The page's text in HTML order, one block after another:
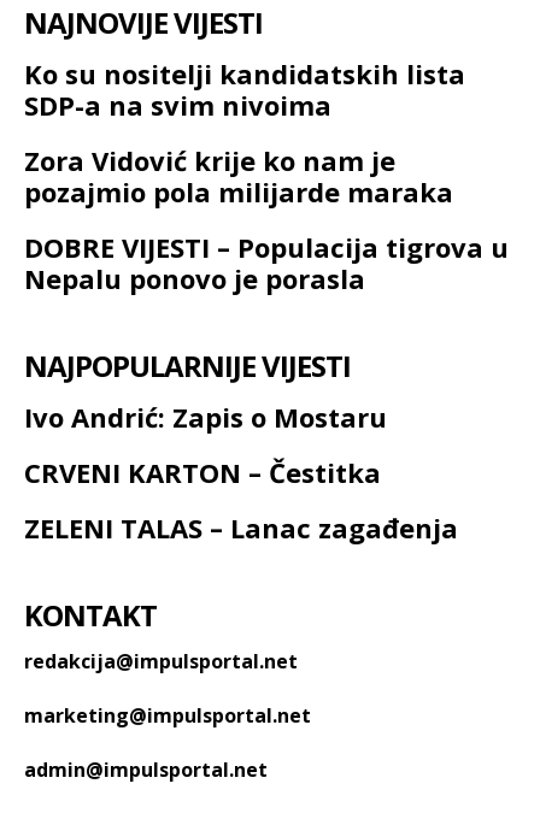
NAJNOVIJE VIJESTI
Ko su nositelji kandidatskih lista
SDP-a na svim nivoima
Zora Vidović krije ko nam je
pozajmio pola milijarde maraka
DOBRE VIJESTI – Populacija tigrova u
Nepalu ponovo je porasla
NAJPOPULARNIJE VIJESTI
Ivo Andrić: Zapis o Mostaru
CRVENI KARTON – Čestitka
ZELENI TALAS – Lanac zagađenja
KONTAKT
redakcija@impulsportal.net
marketing@impulsportal.net
admin@impulsportal.net